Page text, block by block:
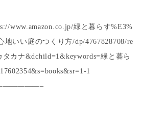
www.amazon.co.jp/緑と暮らす%E3%
地いい庭のつくり方/dp/4767828708/re
タカナ&dchild=1&keywords=緑と暮ら
1